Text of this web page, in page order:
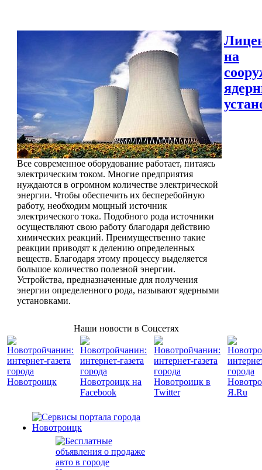
Все современное оборудование работает, питаясь
электрическим током. Многие предприятия
нуждаются в огромном количестве электрической
энергии. Чтобы обеспечить их бесперебойную
работу, необходим мощный источник
электрического тока. Подобного рода источники
осуществляют свою работу благодаря действию
химических реакций. Преимущественно такие
реакции приводят к делению определенных
веществ. Благодаря этому процессу выделяется
большое количество полезной энергии.
Устройства, предназначенные для получения
энергии определенного рода, называют ядерными
установками.
на
Наши новости в Соцсетях